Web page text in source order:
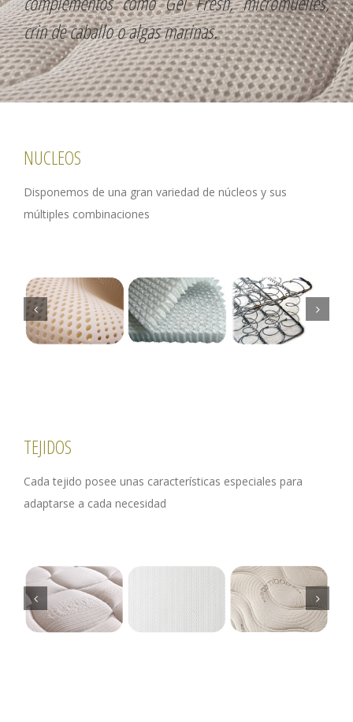
crin de caballo o algas marinas.
NUCLEOS
Disponemos de una gran variedad de núcleos y sus
múltiples combinaciones
TEJIDOS
Cada tejido posee unas características especiales para
adaptarse a cada necesidad